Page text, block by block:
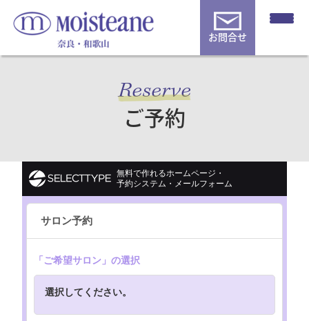
お問合せ
Reserve
ご予約